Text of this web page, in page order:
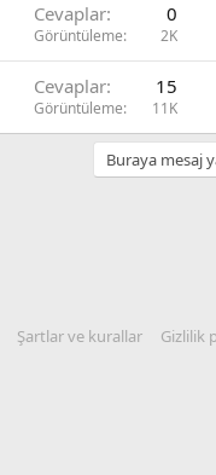
Cevaplar 0
Görüntüleme 2K
Cevaplar 15
Görüntüleme 11K
Buraya mesaj
Şartlar ve kurallar Gizlilik